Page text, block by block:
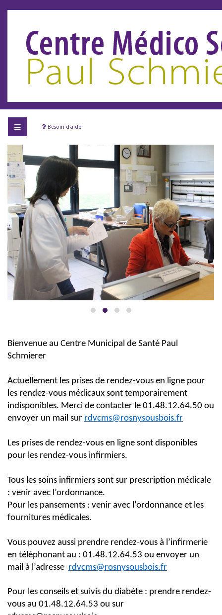
Besoin d'aide
Bienvenue au Centre Municipal de Santé Paul
Schmierer
Actuellement les prises de rendez-vous en ligne pour
les rendez-vous médicaux sont temporairement
indisponibles. Merci de contacter le 01.48.12.64.50 ou
envoyer un mail sur rdvcms@rosnysousbois.fr
Les prises de rendez-vous en ligne sont disponibles
pour les rendez-vous infirmiers.
Tous les soins infirmiers sont sur prescription médicale
: venir avec l’ordonnance.
Pour les pansements : venir avec l’ordonnance et les
fournitures médicales.
Vous pouvez aussi prendre rendez-vous à l’infirmerie
en téléphonant au : 01.48.12.64.53 ou envoyer un
mail à l’adresse rdvcms@rosnysousbois.fr
Pour les conseils et suivis du diabète : prendre rendez-
vous au 01.48.12.64.53 ou sur